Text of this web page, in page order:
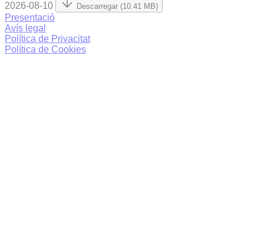
2026-08-10 Descarregar (10.41 MB)
Presentació
Avís legal
Política de Privacitat
Política de Cookies